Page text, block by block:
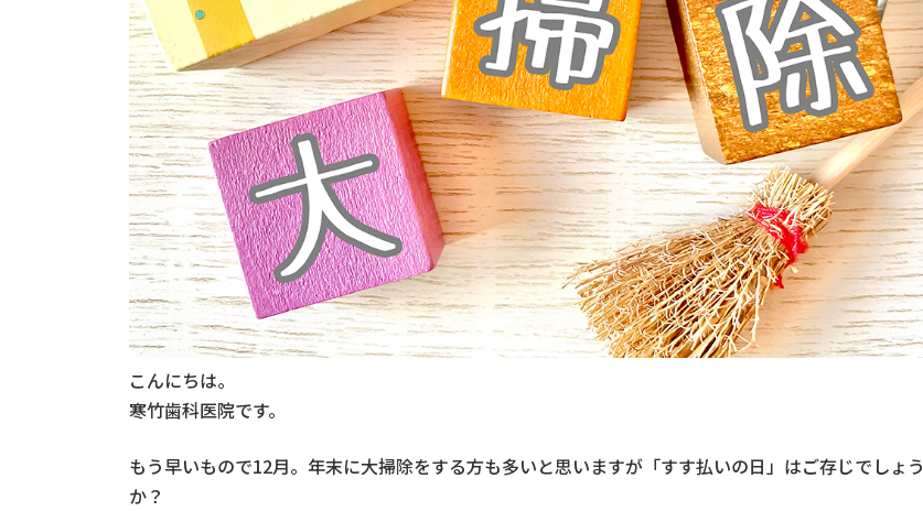
こんにちは。
寒竹歯科医院です。
もう早いもので12月。年末に大掃除をする方も多いと思いますが「すす払いの日」はご存じでしょう
か？